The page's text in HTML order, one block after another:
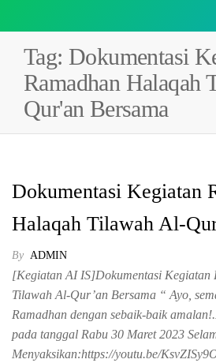
Tag: Dokumentasi
Ramadhan Halaqah
Qur'an Bersama
Dokumentasi Kegiatan
Halaqah Tilawah Al-
By ADMIN
[Kegiatan AI IS]Dokumentasi Kegiatan
Tilawah Al-Qur’an Bersama “ Ayo,
Ramadhan dengan sebaik-baik
pada tanggal Rabu 30 Maret 2023
Menyaksikan:https://youtu.be/